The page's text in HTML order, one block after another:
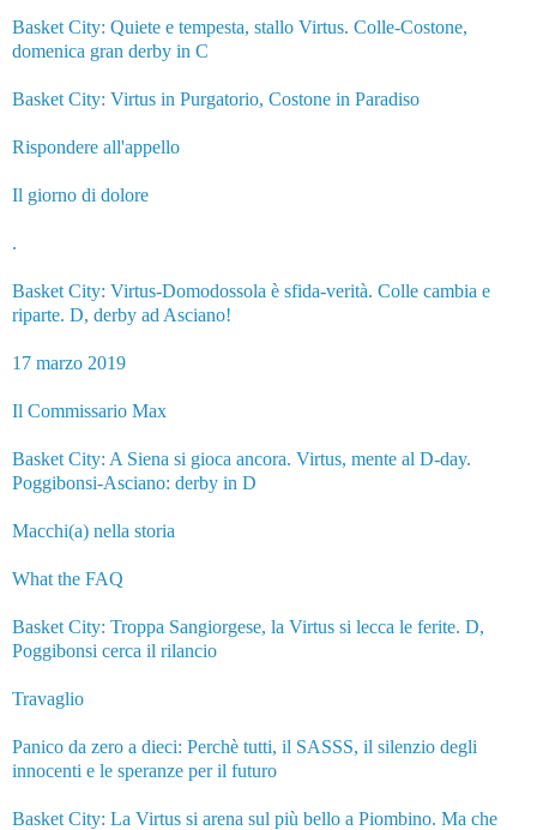
Basket City: Quiete e tempesta, stallo Virtus. Colle-Costone,
domenica gran derby in C
Basket City: Virtus in Purgatorio, Costone in Paradiso
Rispondere all'appello
Il giorno di dolore
.
Basket City: Virtus-Domodossola è sfida-verità. Colle cambia e
riparte. D, derby ad Asciano!
17 marzo 2019
Il Commissario Max
Basket City: A Siena si gioca ancora. Virtus, mente al D-day.
Poggibonsi-Asciano: derby in D
Macchi(a) nella storia
What the FAQ
Basket City: Troppa Sangiorgese, la Virtus si lecca le ferite. D,
Poggibonsi cerca il rilancio
Travaglio
Panico da zero a dieci: Perchè tutti, il SASSS, il silenzio degli
innocenti e le speranze per il futuro
Basket City: La Virtus si arena sul più bello a Piombino. Ma che